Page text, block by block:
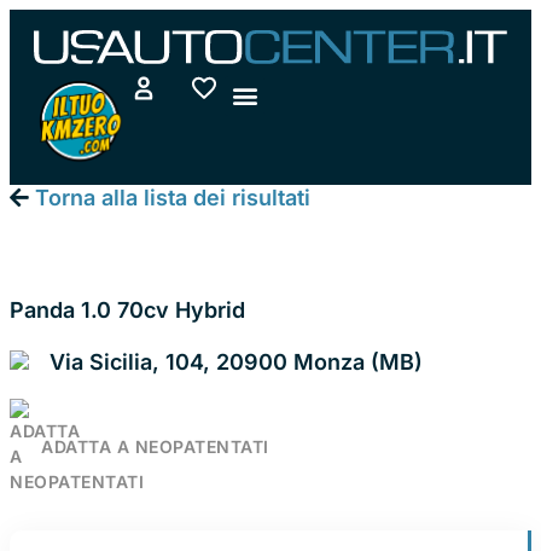
Vai
contenuto
Torna alla lista dei risultati
Panda 1.0 70cv Hybrid
Via Sicilia, 104, 20900 Monza (MB)
ADATTA A NEOPATENTATI